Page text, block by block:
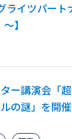
ライツパート
】
ー講演会「
の謎」を開